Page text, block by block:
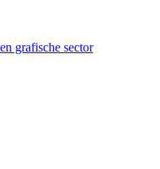
grafische sector